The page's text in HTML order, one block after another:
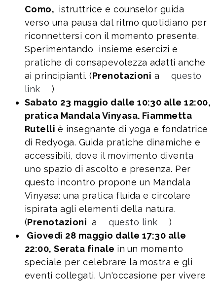
Como, istruttrice e counselor guida
verso una pausa dal ritmo quotidiano per
riconnettersi con il momento presente.
Sperimentando insieme esercizi e
pratiche di consapevolezza adatti anche
ai principianti. (Prenotazioni a
questo
link
)
Sabato 23 maggio dalle 10:30 alle 12:00,
pratica Mandala Vinyasa. Fiammetta
Rutelli è insegnante di yoga e fondatrice
di Redyoga. Guida pratiche dinamiche e
accessibili, dove il movimento diventa
uno spazio di ascolto e presenza. Per
questo incontro propone un Mandala
Vinyasa: una pratica fluida e circolare
ispirata agli elementi della natura.
(Prenotazioni a questo link
)
Giovedì 28 maggio dalle 17:30 alle
22:00, Serata finale in un momento
speciale per celebrare la mostra e gli
eventi collegati. Un'occasione per vivere